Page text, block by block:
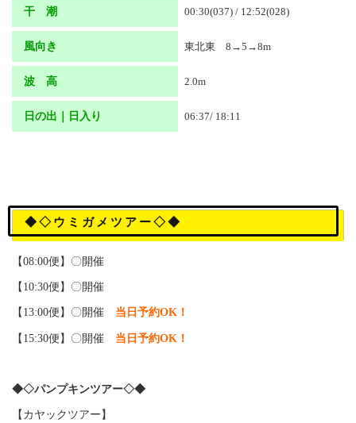
干 潮 00:30(037) / 12:52(028)
風向き 東北東 8→5→8m
波 高 2.0m
日の出｜日入り 06:37/ 18:11
◆◇ウミガメツアー◇◆
【08:00便】〇開催
【10:30便】〇開催
【13:00便】〇開催 当日予約OK！
【15:30便】〇開催 当日予約OK！
◆◇パンプキンツアー◇◆
【カヤックツアー】